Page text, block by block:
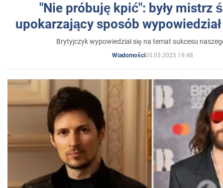
"Nie próbuję kpić": były mistrz
upokarzający sposób
Brytyjczyk wypowiedział się na temat sukcesu
Wiadomości05.03.2025 19:48